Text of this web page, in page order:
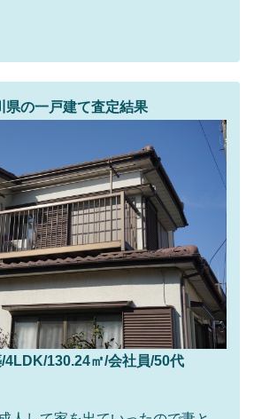
県の一戸建て査定結果
4LDK/130.24㎡/会社員/50代